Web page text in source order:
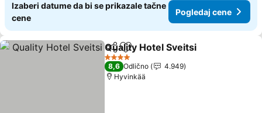
Izaberi datume da bi se prikazale tačne
cene
Pogledaj cene
Deli Dodati u favorite
Quality Hotel Sveitsi
4 Zvezdice
8,6 Odlično
4.949
Hyvinkää